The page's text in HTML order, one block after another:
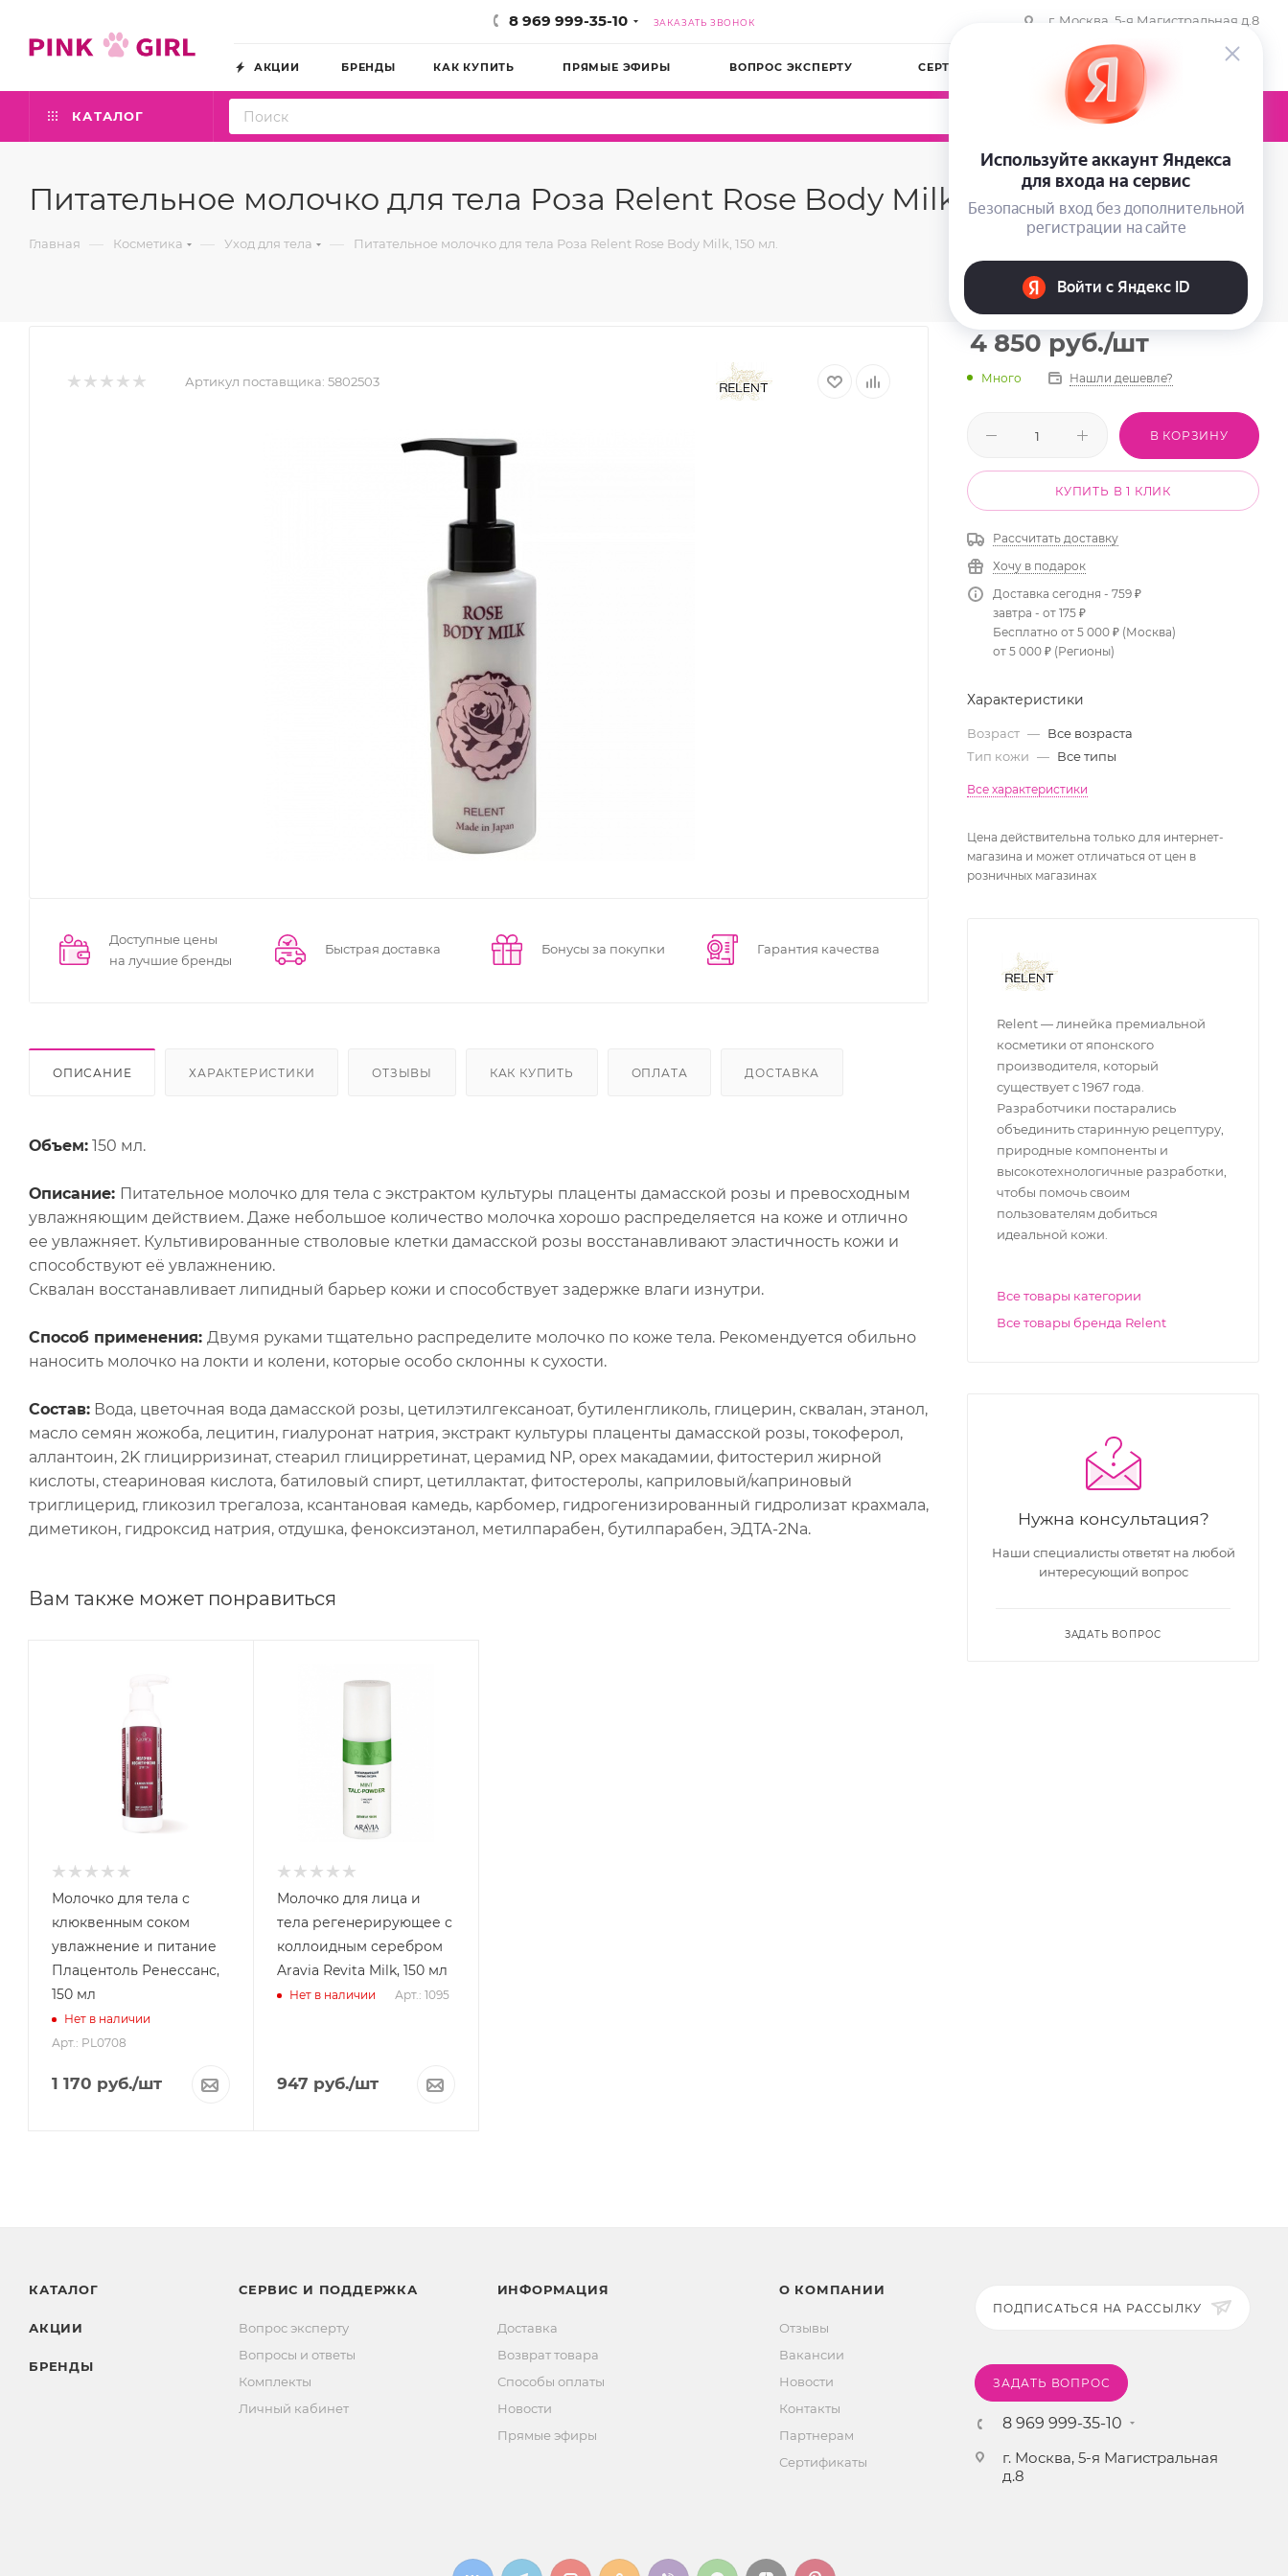
8 969 999-35-10 ЗАКАЗАТЬ ЗВОНОК г. Москва, 5-я Магистральная д.8
АКЦИИ БРЕНДЫ КАК КУПИТЬ ПРЯМЫЕ ЭФИРЫ ВОПРОС ЭКСПЕРТУ СЕРТИФИКАТЫ КОМПАНИЯ
КАТАЛОГ 0
Питательное молочко для тела Роза Relent Rose Body Milk, 150 мл.
Главная — Косметика — Уход для тела — Питательное молочко для тела Роза Relent Rose Body Milk, 150 мл.
Артикул поставщика: 5802503
Доступные цены
на лучшие бренды
Быстрая доставка Бонусы за покупки Гарантия качества
ОПИСАНИЕ ХАРАКТЕРИСТИКИ ОТЗЫВЫ КАК КУПИТЬ ОПЛАТА ДОСТАВКА
Объем: 150 мл.
Описание: Питательное молочко для тела с экстрактом культуры плаценты дамасской розы и превосходным
увлажняющим действием. Даже небольшое количество молочка хорошо распределяется на коже и отлично
ее увлажняет. Культивированные стволовые клетки дамасской розы восстанавливают эластичность кожи и
способствуют её увлажнению.
Сквалан восстанавливает липидный барьер кожи и способствует задержке влаги изнутри.
Способ применения: Двумя руками тщательно распределите молочко по коже тела. Рекомендуется обильно
наносить молочко на локти и колени, которые особо склонны к сухости.
Состав: Вода, цветочная вода дамасской розы, цетилэтилгексаноат, бутиленгликоль, глицерин, сквалан, этанол,
масло семян жожоба, лецитин, гиалуронат натрия, экстракт культуры плаценты дамасской розы, токоферол,
аллантоин, 2K глицирризинат, стеарил глицирретинат, церамид NP, орех макадамии, фитостерил жирной
кислоты, стеариновая кислота, батиловый спирт, цетиллактат, фитостеролы, каприловый/каприновый
триглицерид, гликозил трегалоза, ксантановая камедь, карбомер, гидрогенизированный гидролизат крахмала,
диметикон, гидроксид натрия, отдушка, феноксиэтанол, метилпарабен, бутилпарабен, ЭДТА-2Na.
Вам также может понравиться
Молочко для тела с
клюквенным соком
увлажнение и питание
Плацентоль Ренессанс,
150 мл
Нет в наличии
Арт.: PL0708
1 170 руб./шт
Молочко для лица и
тела регенерирующее с
коллоидным серебром
Aravia Revita Milk, 150 мл
Нет в наличии Арт.: 1095
947 руб./шт
4 850 руб./шт
Много Нашли дешевле?
В КОРЗИНУ
КУПИТЬ В 1 КЛИК
Рассчитать доставку
Хочу в подарок
Доставка сегодня - 759 ₽
завтра - от 175 ₽
Бесплатно от 5 000 ₽ (Москва)
от 5 000 ₽ (Регионы)
Характеристики
Возраст — Все возраста
Тип кожи — Все типы
Все характеристики
Цена действительна только для интернет-
магазина и может отличаться от цен в
розничных магазинах
Relent — линейка премиальной
косметики от японского
производителя, который
существует с 1967 года.
Разработчики постарались
объединить старинную рецептуру,
природные компоненты и
высокотехнологичные разработки,
чтобы помочь своим
пользователям добиться
идеальной кожи.
Все товары категории
Все товары бренда Relent
Нужна консультация?
Наши специалисты ответят на любой
интересующий вопрос
ЗАДАТЬ ВОПРОС
КАТАЛОГ
АКЦИИ
БРЕНДЫ
СЕРВИС И ПОДДЕРЖКА
Вопрос эксперту
Вопросы и ответы
Комплекты
Личный кабинет
ИНФОРМАЦИЯ
Доставка
Возврат товара
Способы оплаты
Новости
Прямые эфиры
О КОМПАНИИ
Отзывы
Вакансии
Новости
Контакты
Партнерам
Сертификаты
ПОДПИСАТЬСЯ НА РАССЫЛКУ
ЗАДАТЬ ВОПРОС
8 969 999-35-10
г. Москва, 5-я Магистральная
д.8